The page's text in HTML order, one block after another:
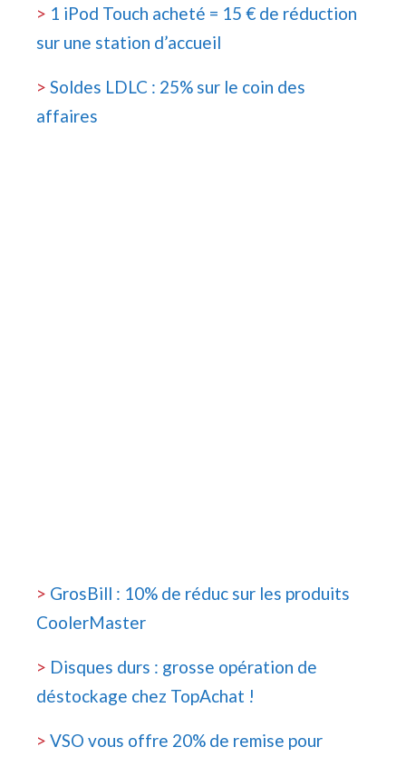
> 1 iPod Touch acheté = 15 € de réduction
sur une station d’accueil
> Soldes LDLC : 25% sur le coin des
affaires
> GrosBill : 10% de réduc sur les produits
CoolerMaster
> Disques durs : grosse opération de
déstockage chez TopAchat !
> VSO vous offre 20% de remise pour